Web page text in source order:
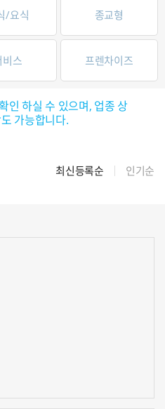
/요식 종교형
비스 프렌차이즈
인 하실 수 있으며, 업종 상
가능합니다.
최신등록순 인기순